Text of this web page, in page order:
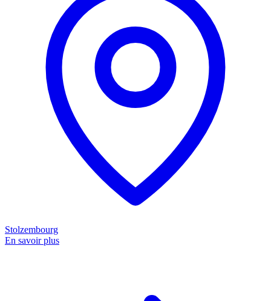
Stolzembourg
En savoir plus